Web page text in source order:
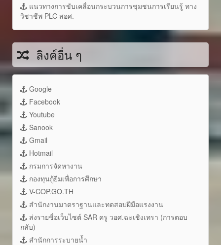
แนวทางการขับเคลื่อนกระบวนการชุมชนการเรียนรู้ ทาง
วิชาชีพ PLC สอศ.
ลิงค์อื่น ๆ
Google
Facebook
Youtube
Sanook
Gmail
Hotmail
กรมการจัดหางาน
กองทุนกู้ยืมเพื่อการศึกษา
V-COP.GO.TH
สำนักงานมาตราฐานและทดสอบฝีมือแรงงาน
ส่งรายชื่อเว็บไซต์ SAR ครู วอศ.ฉะเชิงเทรา (การตอบ
กลับ)
สำนักการระบายน้ำ